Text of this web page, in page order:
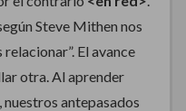
Steve Mithen nos
El avance
otra. Al aprender
antepasados